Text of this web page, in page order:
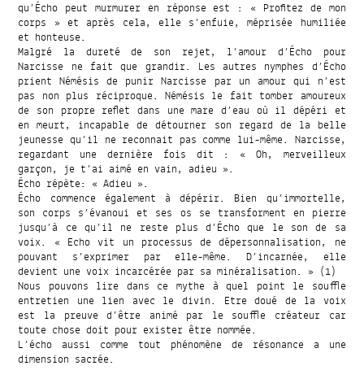
qu’Écho peut murmurer en réponse est : « Profitez de mon
corps » et après cela, elle s’enfuie, méprisée humiliée
et honteuse.
Malgré la dureté de son rejet, l’amour d’Écho pour
Narcisse ne fait que grandir. Les autres nymphes d’Écho
prient Némésis de punir Narcisse par un amour qui n’est
pas non plus réciproque. Némésis le fait tomber amoureux
de son propre reflet dans une mare d’eau où il dépéri et
en meurt, incapable de détourner son regard de la belle
jeunesse qu’il ne reconnait pas comme lui-même. Narcisse,
regardant une dernière fois dit : « Oh, merveilleux
garçon, je t’ai aimé en vain, adieu ».
Écho répète: « Adieu ».
Écho commence également à dépérir. Bien qu’immortelle,
son corps s’évanoui et ses os se transforment en pierre
jusqu’à ce qu’il ne reste plus d’Écho que le son de sa
voix. « Echo vit un processus de dépersonnalisation, ne
pouvant s’exprimer par elle-même. D’incarnée, elle
devient une voix incarcérée par sa minéralisation. » (1)
Nous pouvons lire dans ce mythe à quel point le souffle
entretien une lien avec le divin. Etre doué de la voix
est la preuve d’être animé par le souffle créateur car
toute chose doit pour exister être nommée.
L’écho aussi comme tout phénomène de résonance a une
dimension sacrée.